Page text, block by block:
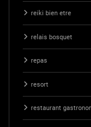
reiki bien etre
relais bosquet
repas
resort
restaurant